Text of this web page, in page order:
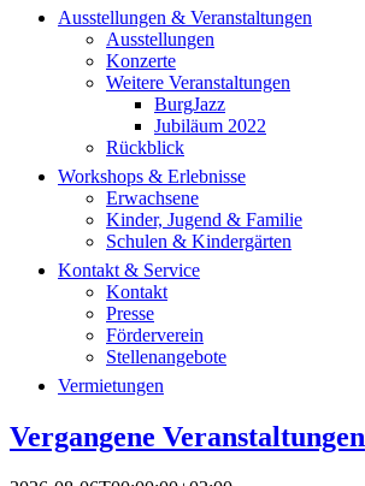
Ausstellungen & Veranstaltungen
Ausstellungen
Konzerte
Weitere Veranstaltungen
BurgJazz
Jubiläum 2022
Rückblick
Workshops & Erlebnisse
Erwachsene
Kinder, Jugend & Familie
Schulen & Kindergärten
Kontakt & Service
Kontakt
Presse
Förderverein
Stellenangebote
Vermietungen
Vergangene Veranstaltungen